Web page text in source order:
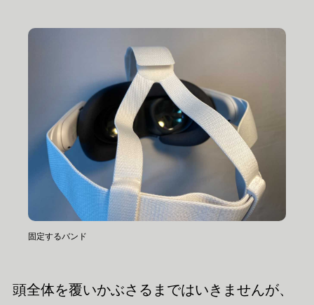
固定するバンド
頭全体を覆いかぶさるまではいきませんが、